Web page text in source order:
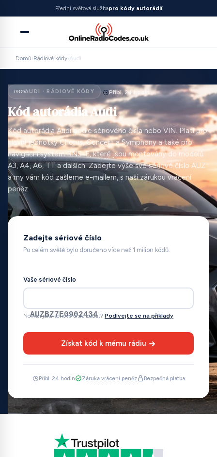
Přední světová službapro kódy autorádií
Domů›Rádiové kódy›Audi
AUDI · RÁDIOVÉ KÓDY Přibl. 24 hodin
Kód autorádia Audi
Kód autorádia Audi podle sériového čísla nebo VIN. Platí pro
hlavní jednotky Chorus, Concert a Symphony a také pro
navigační systém RNS-E, které jsou montovány do modelů
A3, A4, A6, TT a dalších. Zadejte výše své sériové číslo AUZ
a my vám kód zašleme e-mailem, s naší zárukou vrácení
peněz.
Zadejte sériové číslo
Po celém světě bylo doručeno více než 1 milion kódů.
Vaše sériové číslo
AUZBZ7E0902434
Nevíte, jaké sériové číslo zadat? Podívejte se na příklady
Získat kód k mému rádiu
Přibl. 24 hodin Záruka vrácení peněz Bezpečná platba